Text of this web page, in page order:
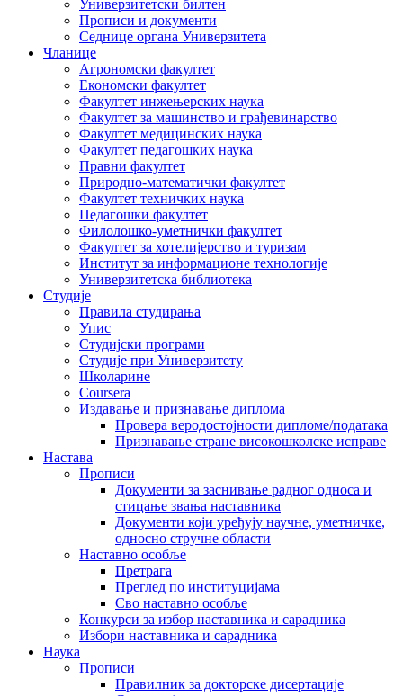
Универзитетски билтен
Прописи и документи
Седнице органа Универзитета
Чланице
Агрономски факултет
Економски факултет
Факултет инжењерских наука
Факултет за машинство и грађевинарство
Факултет медицинских наука
Факултет педагошких наука
Правни факултет
Природно-математички факултет
Факултет техничких наука
Педагошки факултет
Филолошко-уметнички факултет
Факултет за хотелијерство и туризам
Институт за информационе технологије
Универзитетска библиотека
Студије
Правила студирања
Упис
Студијски програми
Студије при Универзитету
Школарине
Coursera
Издавање и признавање диплома
Провера веродостојности дипломе/података
Признавање стране високошколске исправе
Настава
Прописи
Документи за заснивање радног односа и
стицање звања наставника
Документи који уређују научне, уметничке,
односно стручне области
Наставно особље
Претрага
Преглед по институцијама
Сво наставно особље
Конкурси за избор наставника и сарадника
Избори наставника и сарадника
Наука
Прописи
Правилник за докторске дисертације